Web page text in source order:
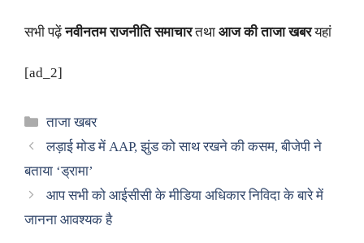
सभी पढ़ेंनवीनतम राजनीति समाचारतथा आज की ताजा खबरयहां
[ad_2]
Categories
ताजा खबर
लड़ाई मोड में AAP, झुंड को साथ रखने की कसम, बीजेपी ने
बताया ‘ड्रामा’
आप सभी को आईसीसी के मीडिया अधिकार निविदा के बारे में
जानना आवश्यक है